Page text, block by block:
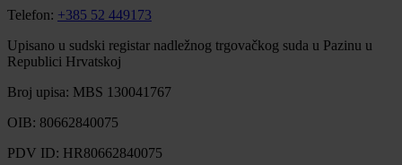
Telefon: +385 52 449173
Upisano u sudski registar nadležnog trgovačkog suda u Pazinu u
Republici Hrvatskoj
Broj upisa: MBS 130041767
OIB: 80662840075
PDV ID: HR80662840075